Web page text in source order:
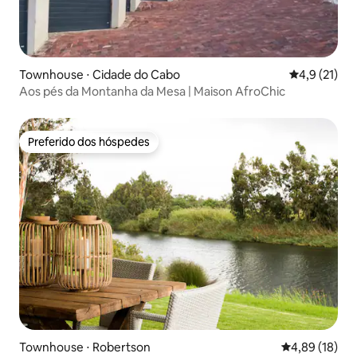
Townhouse ⋅ Cidade do Cabo 4,9 de uma
4,9 (21)
Aos pés da Montanha da Mesa | Maison AfroChic
Preferido dos hóspedes
Preferido dos hóspedes
Townhouse ⋅ Robertson 4,89 de uma
4,89 (18)